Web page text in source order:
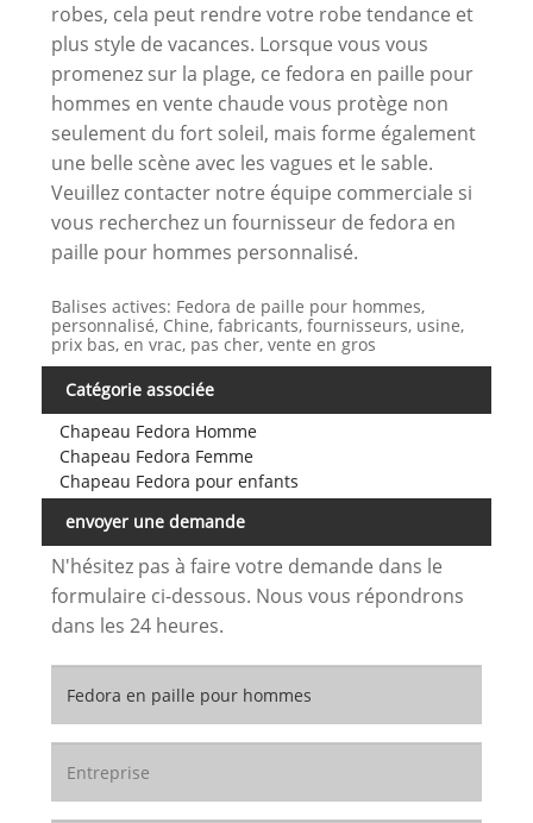
robes, cela peut rendre votre robe tendance et
plus style de vacances. Lorsque vous vous
promenez sur la plage, ce fedora en paille pour
hommes en vente chaude vous protège non
seulement du fort soleil, mais forme également
une belle scène avec les vagues et le sable.
Veuillez contacter notre équipe commerciale si
vous recherchez un fournisseur de fedora en
paille pour hommes personnalisé.
Balises actives: Fedora de paille pour hommes,
personnalisé, Chine, fabricants, fournisseurs, usine,
prix bas, en vrac, pas cher, vente en gros
Catégorie associée
Chapeau Fedora Homme
Chapeau Fedora Femme
Chapeau Fedora pour enfants
envoyer une demande
N'hésitez pas à faire votre demande dans le
formulaire ci-dessous. Nous vous répondrons
dans les 24 heures.